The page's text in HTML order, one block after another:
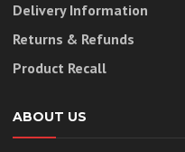
Delivery Information
Returns & Refunds
Product Recall
ABOUT US